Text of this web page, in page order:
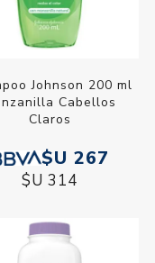
Johnson 200 ml
Cabellos
Claros
$U 267
$U 314